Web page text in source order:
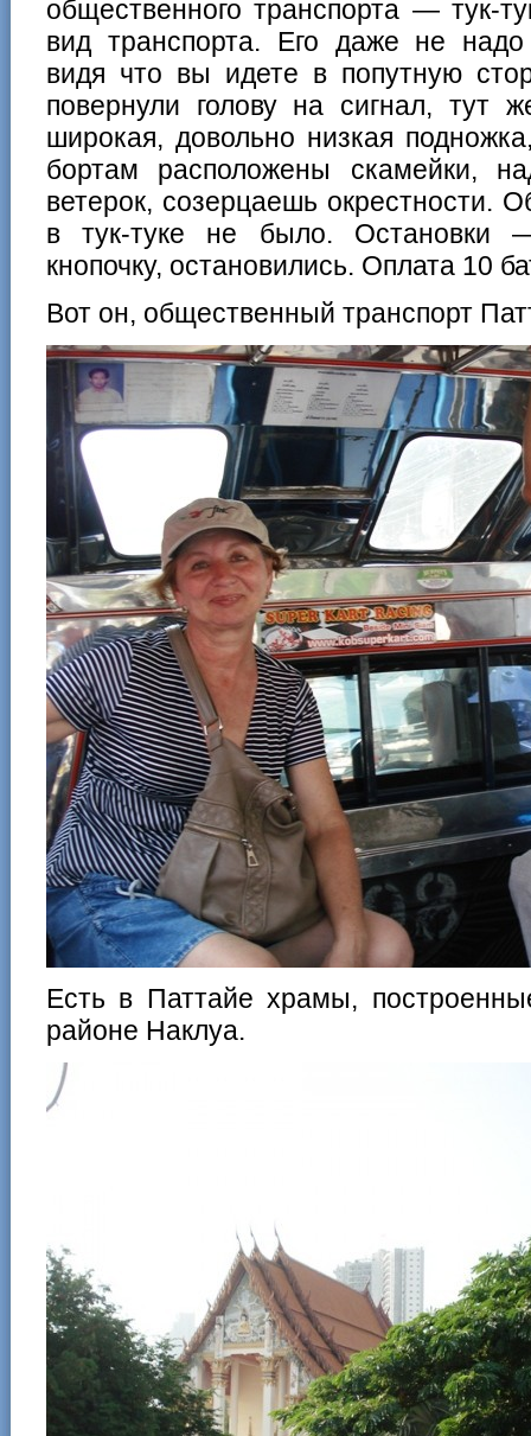
общественного транспорта — тук-
вид транспорта. Его даже не надо
видя что вы идете в попутную
повернули голову на сигнал, тут
широкая, довольно низкая
бортам расположены скамейки,
ветерок, созерцаешь окрестности.
в тук-туке не было. Остановки
кнопочку, остановились. Оплата 10
Вот он, общественный транспорт
Есть в Паттайе храмы,
районе Наклуа.